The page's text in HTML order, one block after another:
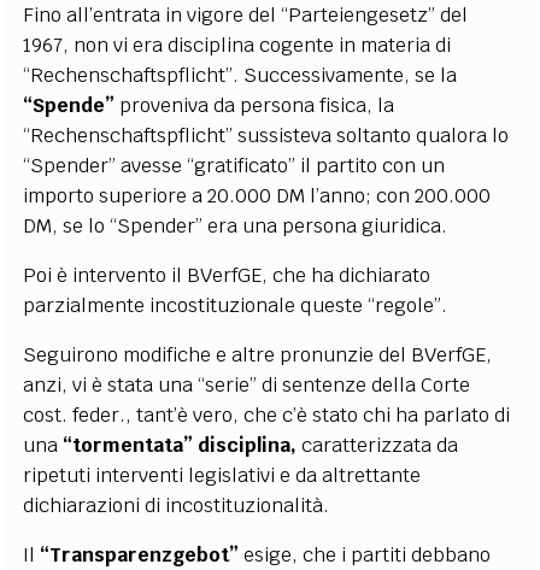
Fino all’entrata in vigore del “Parteiengesetz” del
1967, non vi era disciplina cogente in materia di
“Rechenschaftspflicht”. Successivamente, se la
“Spende” proveniva da persona fisica, la
“Rechenschaftspflicht” sussisteva soltanto qualora lo
“Spender” avesse “gratificato” il partito con un
importo superiore a 20.000 DM l’anno; con 200.000
DM, se lo “Spender” era una persona giuridica.
Poi è intervento il BVerfGE, che ha dichiarato
parzialmente incostituzionale queste “regole”.
Seguirono modifiche e altre pronunzie del BVerfGE,
anzi, vi è stata una “serie” di sentenze della Corte
cost. feder., tant’è vero, che c’è stato chi ha parlato di
una “tormentata” disciplina, caratterizzata da
ripetuti interventi legislativi e da altrettante
dichiarazioni di incostituzionalità.
Il “Transparenzgebot” esige, che i partiti debbano